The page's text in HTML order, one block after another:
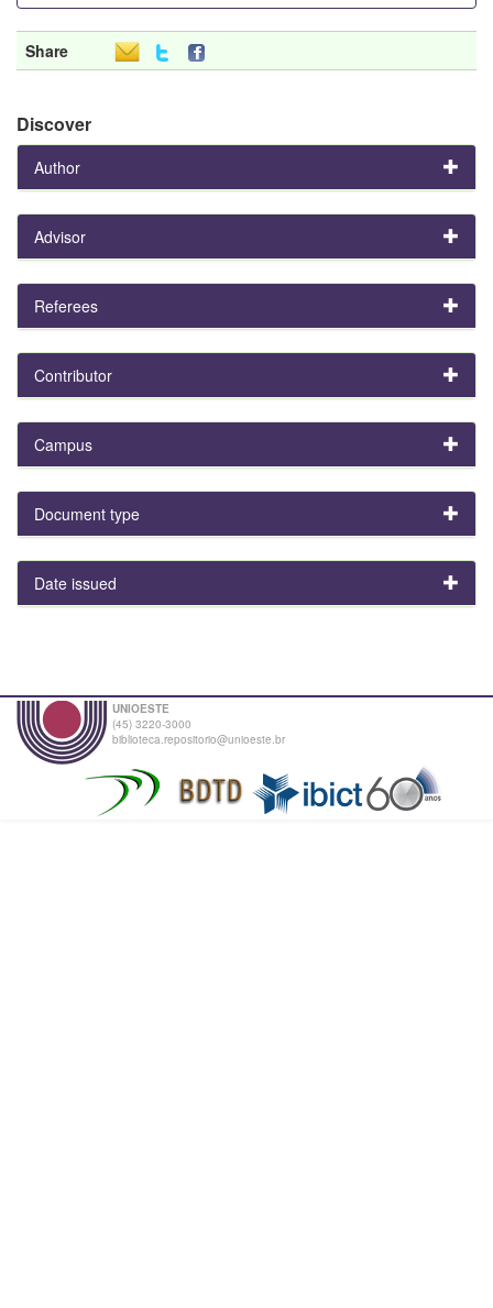
Share
Discover
Author
Advisor
Referees
Contributor
Campus
Document type
Date issued
UNIOESTE
(45) 3220-3000
biblioteca.repositorio@unioeste.br